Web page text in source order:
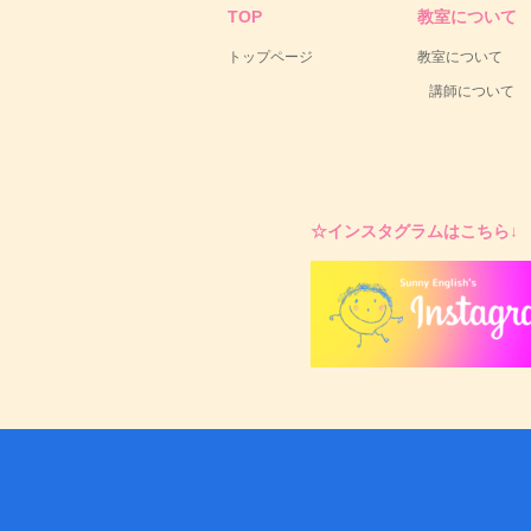
TOP
トップページ
教室について
教室について
講師について
☆インスタグラムはこちら↓